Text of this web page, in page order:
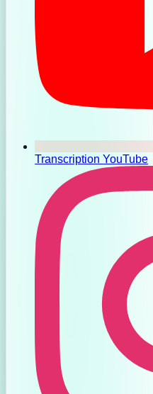
Transcription YouTube